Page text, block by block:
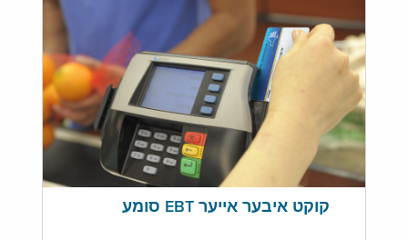
קוקט איבער אייער EBT סומע